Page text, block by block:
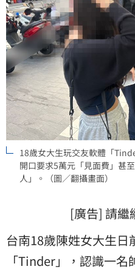
18歲女大生玩交友軟體「
開口要求5萬元「見面費」甚
人」。（圖／翻攝畫面）
[廣告] 請
台南18歲陳姓女大生日
「Tinder」，認識一名